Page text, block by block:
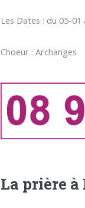
Les Dates : du 05-01
Choeur : Archanges
La prière à